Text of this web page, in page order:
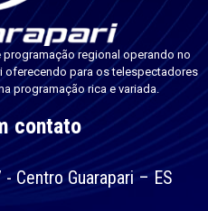
programação regional operando no
oferecendo para os telespectadores
programação rica e variada.
contato
Centro Guarapari – ES